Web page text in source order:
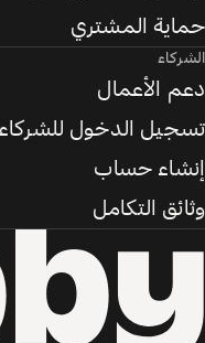
حماية المشتري
الشركاء
دعم الأعمال
تسجيل الدخول للشركاء
إنشاء حساب
وثائق التكامل